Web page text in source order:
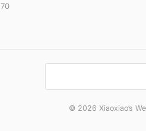
70
© 2026 Xiaoxiao’s